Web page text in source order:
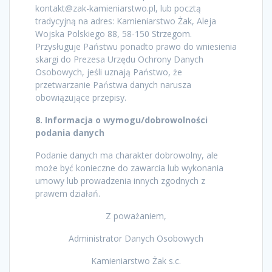
kontakt@zak-kamieniarstwo.pl, lub pocztą
tradycyjną na adres: Kamieniarstwo Żak, Aleja
Wojska Polskiego 88, 58-150 Strzegom.
Przysługuje Państwu ponadto prawo do wniesienia
skargi do Prezesa Urzędu Ochrony Danych
Osobowych, jeśli uznają Państwo, że
przetwarzanie Państwa danych narusza
obowiązujące przepisy.
8. Informacja o wymogu/dobrowolności
podania danych
Podanie danych ma charakter dobrowolny, ale
może być konieczne do zawarcia lub wykonania
umowy lub prowadzenia innych zgodnych z
prawem działań.
Z poważaniem,
Administrator Danych Osobowych
Kamieniarstwo Żak s.c.